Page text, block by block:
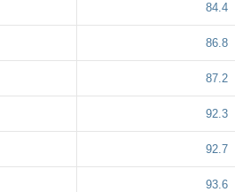
84.4
86.8
87.2
92.3
92.7
93.6